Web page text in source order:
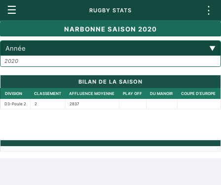
☰ RUGBY STATS ⋮
NARBONNE SAISON 2020
Année ▼
2020
BILAN DE LA SAISON
DIVISION CLASSEMENT AFFLUENCE MOYENNE PLAY OFF DU MANOIR COUPE D'EUROPE
D3-Poule 2 2 2837